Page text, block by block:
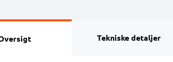
Tekniske detaljer